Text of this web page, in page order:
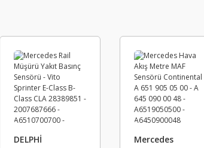
DELPHİ Mercedes